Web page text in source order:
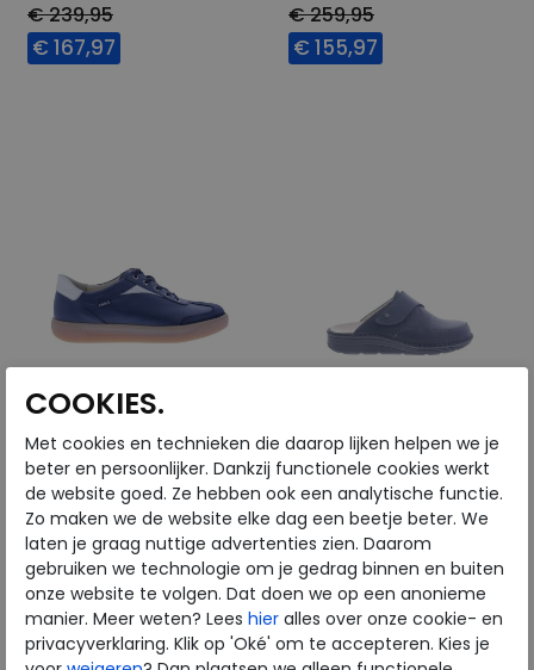
€ 239,95
€ 167,97
€ 259,95
€ 155,97
Finn Comfort
Maranello navy
€ 249,95
€ 149,97
Beschikbare maten
Finn Comfort
Aguilas-FinnPLus night
€ 179,95
€ 107,97
Beschikbare maten
COOKIES.
Met cookies en technieken die daarop lijken helpen we je
beter en persoonlijker. Dankzij functionele cookies werkt
de website goed. Ze hebben ook een analytische functie.
Zo maken we de website elke dag een beetje beter. We
laten je graag nuttige advertenties zien. Daarom
gebruiken we technologie om je gedrag binnen en buiten
onze website te volgen. Dat doen we op een anonieme
manier. Meer weten? Lees hier alles over onze cookie- en
privacyverklaring. Klik op 'Oké' om te accepteren. Kies je